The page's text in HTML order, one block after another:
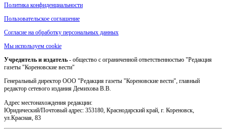
Политика конфиденциальности
Пользовательское соглашение
Согласие на обработку персональных данных
Мы используем cookie
Учредитель и издатель - общество с ограниченной ответственностью "Редакция
газеты "Кореновские вести"
Генеральный директор ООО "Редакция газеты "Кореновские вести", главный
редактор сетевого издания Демихова В.В.
Адрес местонахождения редакции:
Юридический/Почтовый адрес: 353180, Краснодарский край, г. Кореновск,
ул.Красная, 83